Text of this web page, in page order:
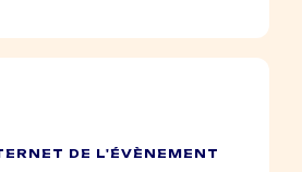
DE L'ÉVÈNEMENT